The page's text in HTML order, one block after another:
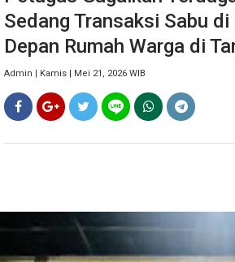
Sedang Transaksi Sabu
Depan Rumah Warga di
Admin | Kamis | Mei 21, 2026 WIB